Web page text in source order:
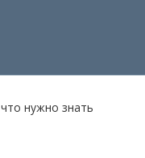
нужно знать